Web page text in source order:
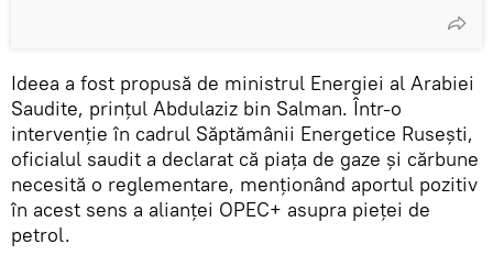
Ideea a fost propusă de ministrul Energiei al Arabiei
Saudite, prințul Abdulaziz bin Salman. Într-o
intervenție în cadrul Săptămânii Energetice Rusești,
oficialul saudit a declarat că piața de gaze și cărbune
necesită o reglementare, menționând aportul pozitiv
în acest sens a alianței OPEC+ asupra pieței de
petrol.